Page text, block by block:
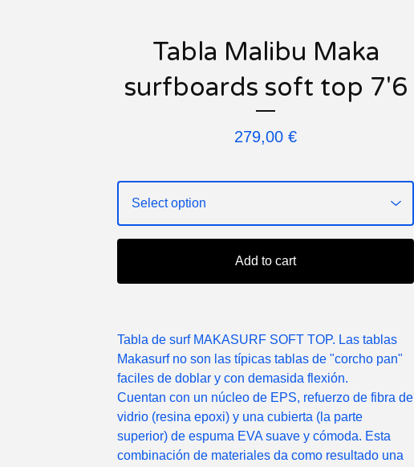
Tabla Malibu Maka
surfboards soft top 7'6
279,00 €
Add to cart
Tabla de surf MAKASURF SOFT TOP. Las tablas
Makasurf no son las típicas tablas de "corcho pan"
faciles de doblar y con demasida flexión.
Cuentan con un núcleo de EPS, refuerzo de fibra de
vidrio (resina epoxi) y una cubierta (la parte
superior) de espuma EVA suave y cómoda. Esta
combinación de materiales da como resultado una